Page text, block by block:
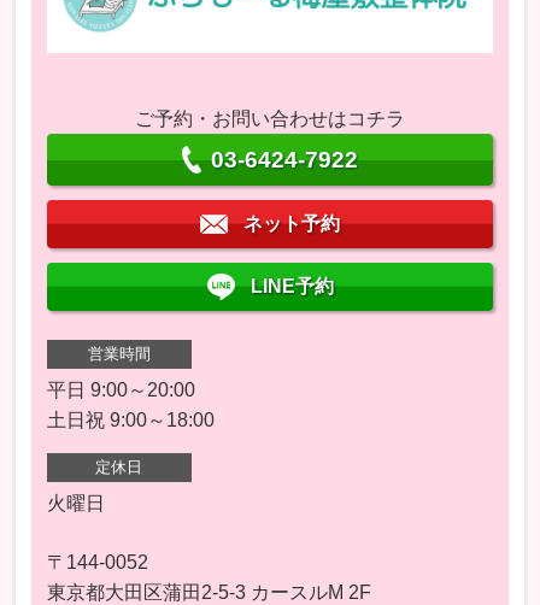
ご予約・お問い合わせはコチラ
03-6424-7922
ネット予約
LINE予約
営業時間
平日 9:00～20:00
土日祝 9:00～18:00
定休日
火曜日
〒144-0052
東京都大田区蒲田2-5-3 カースルM 2F